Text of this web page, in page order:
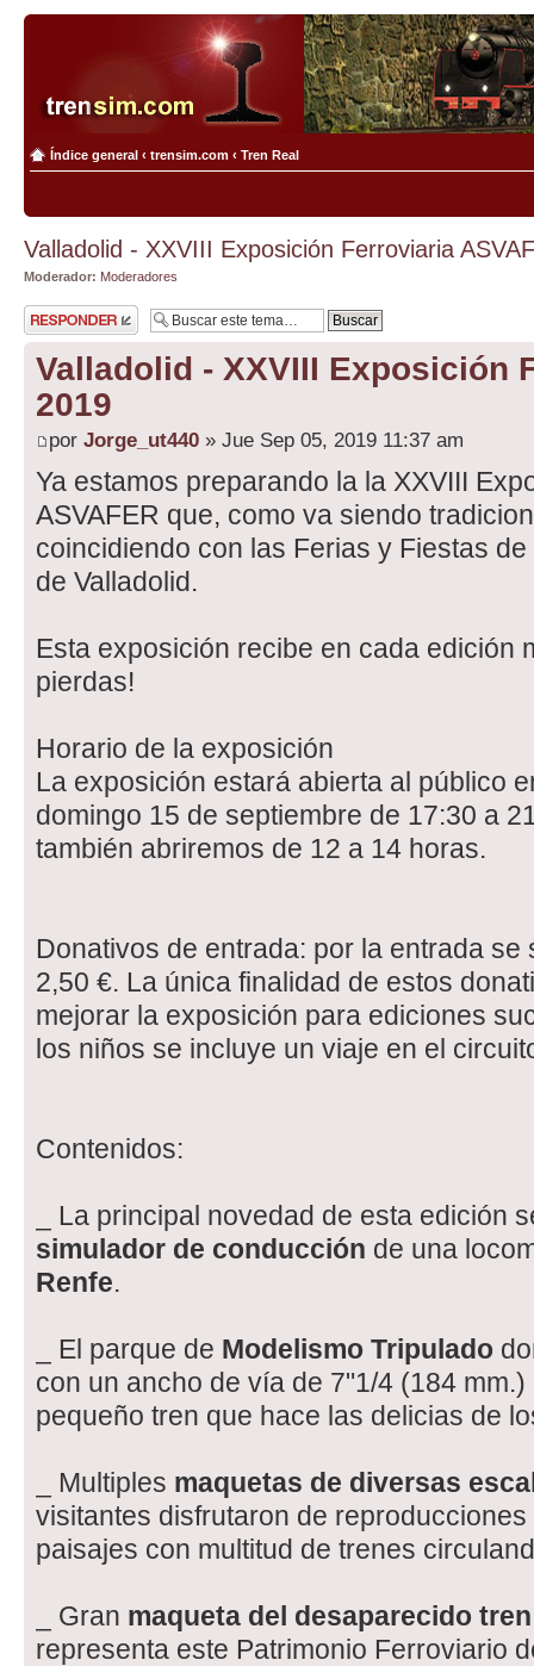
Índice general ‹ trensim.com ‹ Tren Real
Valladolid - XXVIII Exposición Ferroviaria
Moderador: Moderadores
Publicar una
respuesta
Valladolid - XXVIII Exposición
2019
por Jorge_ut440 » Jue Sep 05, 2019 11:37 am
Ya estamos preparando la la XXVIII
ASVAFER que, como va siendo
coincidiendo con las Ferias y Fiestas
de Valladolid.
Esta exposición recibe en cada edición
pierdas!
Horario de la exposición
La exposición estará abierta al público
domingo 15 de septiembre de 17:30 a
también abriremos de 12 a 14 horas.
Donativos de entrada: por la entrada
2,50 €. La única finalidad de estos
mejorar la exposición para ediciones
los niños se incluye un viaje en el
Contenidos:
_ La principal novedad de esta edición
simulador de conducción de una
Renfe.
_ El parque de Modelismo Tripulado
con un ancho de vía de 7"1/4 (184
pequeño tren que hace las delicias de
_ Multiples maquetas de diversas
visitantes disfrutaron de
paisajes con multitud de trenes
_ Gran maqueta del desaparecido
representa este Patrimonio Ferroviario